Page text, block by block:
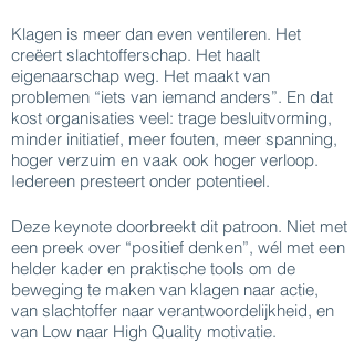
Klagen is meer dan even ventileren. Het
creëert slachtofferschap. Het haalt
eigenaarschap weg. Het maakt van
problemen “iets van iemand anders”. En dat
kost organisaties veel: trage besluitvorming,
minder initiatief, meer fouten, meer spanning,
hoger verzuim en vaak ook hoger verloop.
Iedereen presteert onder potentieel.
Deze keynote doorbreekt dit patroon. Niet met
een preek over “positief denken”, wél met een
helder kader en praktische tools om de
beweging te maken van klagen naar actie,
van slachtoffer naar verantwoordelijkheid, en
van Low naar High Quality motivatie.